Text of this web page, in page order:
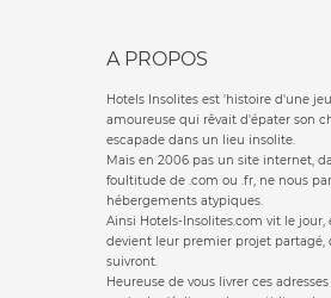
A PROPOS
Hotels Insolites est 'histoire d'une
amoureuse qui rêvait d'épater son
escapade dans un lieu insolite.
Mais en 2006 pas un site internet,
foultitude de .com ou .fr, ne nous
hébergements atypiques.
Ainsi Hotels-Insolites.com vit le jour,
devient leur premier projet partagé,
suivront.
Heureuse de vous livrer ces